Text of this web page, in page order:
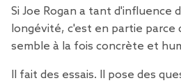
Si Joe Rogan a tant d'influence
longévité, c'est en partie parce
semble à la fois concrète et
Il fait des essais. Il pose des